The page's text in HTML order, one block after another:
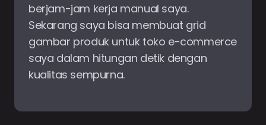
duplikator gambar AI online. Cukup
unggah, atur duplikat, dan unduh - tidak
perlu pengalaman desain, namun
hasilnya terlihat profesional.